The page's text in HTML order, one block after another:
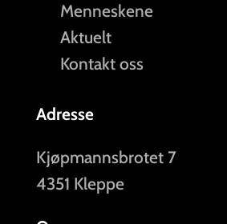
Menneskene
Aktuelt
Kontakt oss
Adresse
Kjøpmannsbrotet 7
4351 Kleppe